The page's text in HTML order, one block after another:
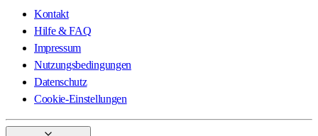
Kontakt
Hilfe & FAQ
Impressum
Nutzungsbedingungen
Datenschutz
Cookie-Einstellungen